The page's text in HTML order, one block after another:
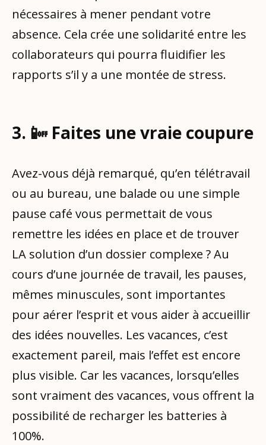
nécessaires à mener pendant votre
absence. Cela crée une solidarité entre les
collaborateurs qui pourra fluidifier les
rapports s’il y a une montée de stress.
3. 📴 Faites une vraie coupure
Avez-vous déjà remarqué, qu’en télétravail
ou au bureau, une balade ou une simple
pause café vous permettait de vous
remettre les idées en place et de trouver
LA solution d’un dossier complexe ? Au
cours d’une journée de travail, les pauses,
mêmes minuscules, sont importantes
pour aérer l’esprit et vous aider à accueillir
des idées nouvelles. Les vacances, c’est
exactement pareil, mais l’effet est encore
plus visible. Car les vacances, lorsqu’elles
sont vraiment des vacances, vous offrent la
possibilité de recharger les batteries à
100%.